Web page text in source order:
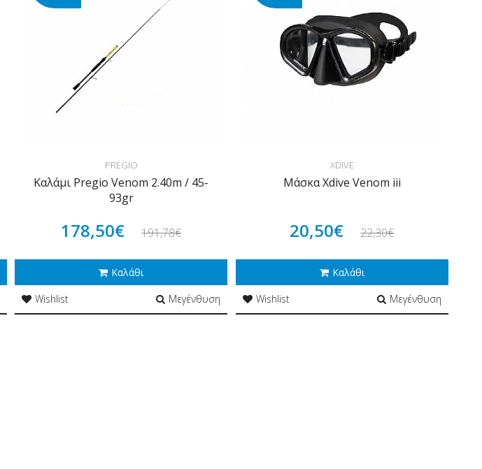
PREGIO
Καλάμι Pregio Venom 2.40m / 45-
93gr
178,50€ 191,78€
Καλάθι
Wishlist
Μεγένθυση
XDIVE
Μάσκα Xdive Venom iii
20,50€ 22,30€
Καλάθι
Wishlist
Μεγένθυση